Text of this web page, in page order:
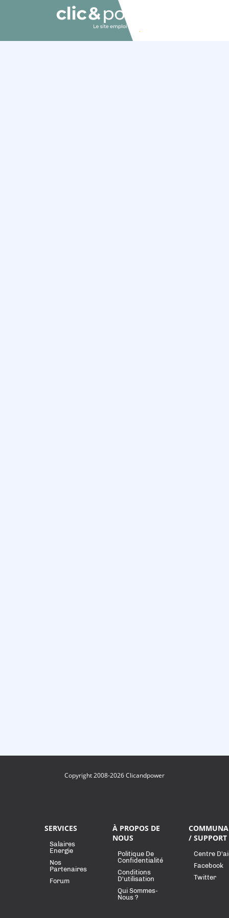
Copyright 2008-2026 Clicandpower
SERVICES
Salaires
Energie
Nos
Partenaires
Forum
À PROPOS DE
NOUS
Politique De
Confidentialité
Conditions
D'utilisation
Qui Sommes-
Nous ?
/ SUPPORT
Centre
Facebook
Twitter